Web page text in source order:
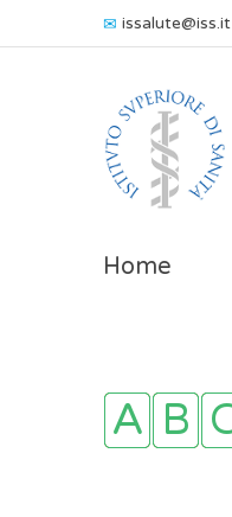
issalute@iss.it
Home